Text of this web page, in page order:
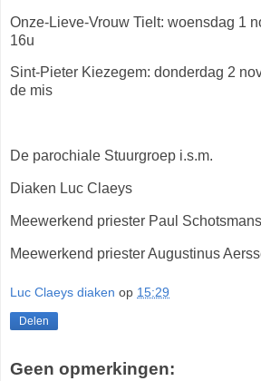
Onze-Lieve-Vrouw Tielt: woensdag 1
16u
Sint-Pieter Kiezegem: donderdag 2
de mis
De parochiale Stuurgroep i.s.m.
Diaken Luc Claeys
Meewerkend priester Paul Schotsmans
Meewerkend priester Augustinus
Luc Claeys diaken op 15:29
Delen
Geen opmerkingen: